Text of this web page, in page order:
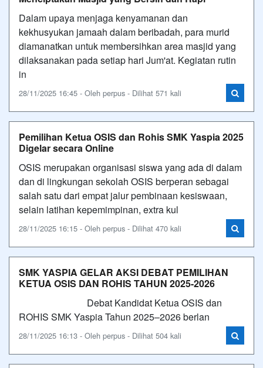
Dalam upaya menjaga kenyamanan dan
kekhusyukan jamaah dalam beribadah, para murid
diamanatkan untuk membersihkan area masjid yang
dilaksanakan pada setiap hari Jum'at. Kegiatan rutin
in
28/11/2025 16:45 - Oleh perpus - Dilihat 571 kali
Pemilihan Ketua OSIS dan Rohis SMK Yaspia 2025
Digelar secara Online
OSIS merupakan organisasi siswa yang ada di dalam
dan di lingkungan sekolah OSIS berperan sebagai
salah satu dari empat jalur pembinaan kesiswaan,
selain latihan kepemimpinan, extra kul
28/11/2025 16:15 - Oleh perpus - Dilihat 470 kali
SMK YASPIA GELAR AKSI DEBAT PEMILIHAN
KETUA OSIS DAN ROHIS TAHUN 2025-2026
Debat Kandidat Ketua OSIS dan
ROHIS SMK Yaspia Tahun 2025–2026 berlan
28/11/2025 16:13 - Oleh perpus - Dilihat 504 kali